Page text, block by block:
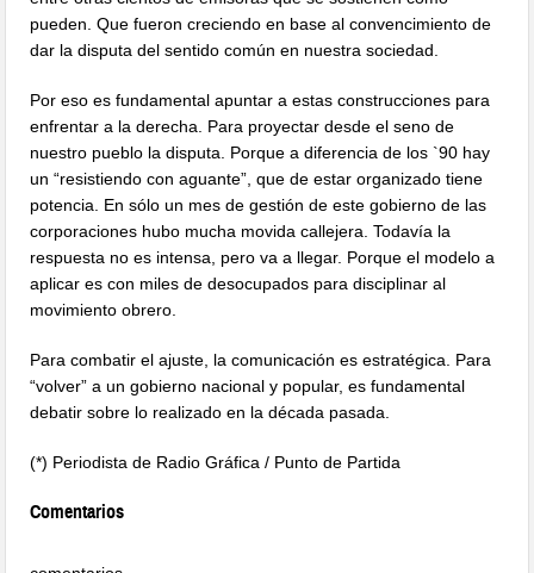
pueden. Que fueron creciendo en base al convencimiento de
dar la disputa del sentido común en nuestra sociedad.
Por eso es fundamental apuntar a estas construcciones para
enfrentar a la derecha. Para proyectar desde el seno de
nuestro pueblo la disputa. Porque a diferencia de los `90 hay
un “resistiendo con aguante”, que de estar organizado tiene
potencia. En sólo un mes de gestión de este gobierno de las
corporaciones hubo mucha movida callejera. Todavía la
respuesta no es intensa, pero va a llegar. Porque el modelo a
aplicar es con miles de desocupados para disciplinar al
movimiento obrero.
Para combatir el ajuste, la comunicación es estratégica. Para
“volver” a un gobierno nacional y popular, es fundamental
debatir sobre lo realizado en la década pasada.
(*) Periodista de Radio Gráfica / Punto de Partida
Comentarios